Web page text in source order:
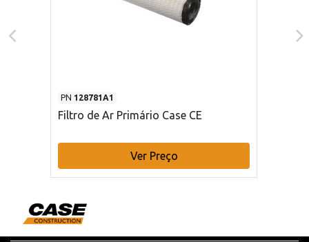
PN 128781A1
Filtro de Ar Primário Case CE
Ver Preço